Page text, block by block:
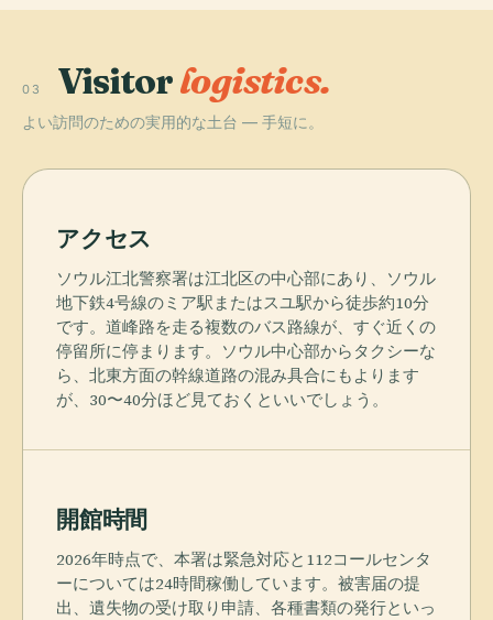
03 Visitorlogistics.
よい訪問のための実用的な土台 — 手短に。
アクセス
ソウル江北警察署は江北区の中心部にあり、ソウル
地下鉄4号線のミア駅またはスユ駅から徒歩約10分
です。道峰路を走る複数のバス路線が、すぐ近くの
停留所に停まります。ソウル中心部からタクシーな
ら、北東方面の幹線道路の混み具合にもよります
が、30〜40分ほど見ておくといいでしょう。
開館時間
2026年時点で、本署は緊急対応と112コールセンタ
ーについては24時間稼働しています。被害届の提
出、遺失物の受け取り申請、各種書類の発行といっ